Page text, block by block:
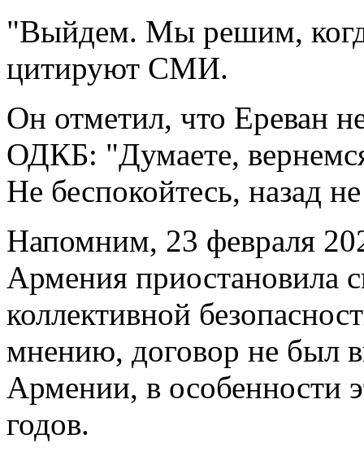
"Выйдем. Мы решим,
цитируют СМИ.
Он отметил, что Ереван
ОДКБ: "Думаете,
Не беспокойтесь, назад
Напомним, 23 февраля
Армения приостановила
коллективной
мнению, договор не был
Армении, в особенности
годов.